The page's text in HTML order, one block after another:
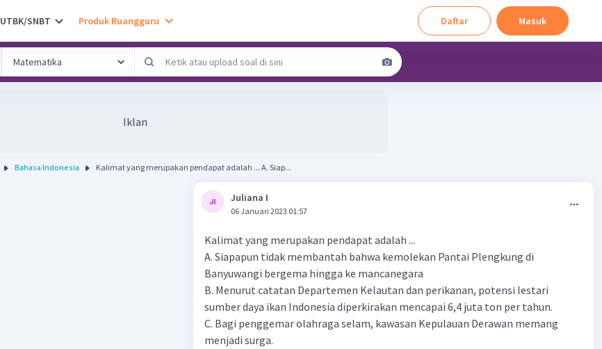
UTBK/SNBT Produk Ruangguru Daftar Masuk
Iklan
Bahasa Indonesia Kalimat yang merupakan pendapat adalah ... A. Siap...
Juliana I
06 Januari 2023 01:57
Kalimat yang merupakan pendapat adalah ...
A. Siapapun tidak membantah bahwa kemolekan Pantai Plengkung di
Banyuwangi bergema hingga ke mancanegara
B. Menurut catatan Departemen Kelautan dan perikanan, potensi lestari
sumber daya ikan Indonesia diperkirakan mencapai 6,4 juta ton per tahun.
C. Bagi penggemar olahraga selam, kawasan Kepulauan Derawan memang
menjadi surga.